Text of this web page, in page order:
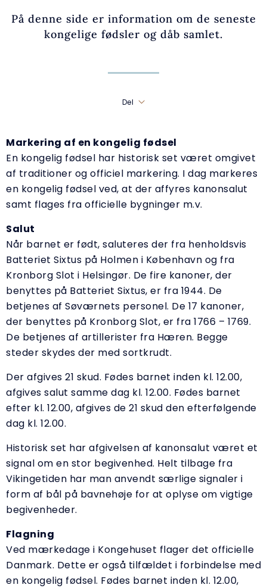
På denne side er information om de seneste
kongelige fødsler og dåb samlet.
Del
Markering af en kongelig fødsel
En kongelig fødsel har historisk set været omgivet
af traditioner og officiel markering. I dag markeres
en kongelig fødsel ved, at der affyres kanonsalut
samt flages fra officielle bygninger m.v.
Salut
Når barnet er født, saluteres der fra henholdsvis
Batteriet Sixtus på Holmen i København og fra
Kronborg Slot i Helsingør. De fire kanoner, der
benyttes på Batteriet Sixtus, er fra 1944. De
betjenes af Søværnets personel. De 17 kanoner,
der benyttes på Kronborg Slot, er fra 1766 – 1769.
De betjenes af artillerister fra Hæren. Begge
steder skydes der med sortkrudt.
Der afgives 21 skud. Fødes barnet inden kl. 12.00,
afgives salut samme dag kl. 12.00. Fødes barnet
efter kl. 12.00, afgives de 21 skud den efterfølgende
dag kl. 12.00.
Historisk set har afgivelsen af kanonsalut været et
signal om en stor begivenhed. Helt tilbage fra
Vikingetiden har man anvendt særlige signaler i
form af bål på bavnehøje for at oplyse om vigtige
begivenheder.
Flagning
Ved mærkedage i Kongehuset flager det officielle
Danmark. Dette er også tilfældet i forbindelse med
en kongelig fødsel. Fødes barnet inden kl. 12.00,